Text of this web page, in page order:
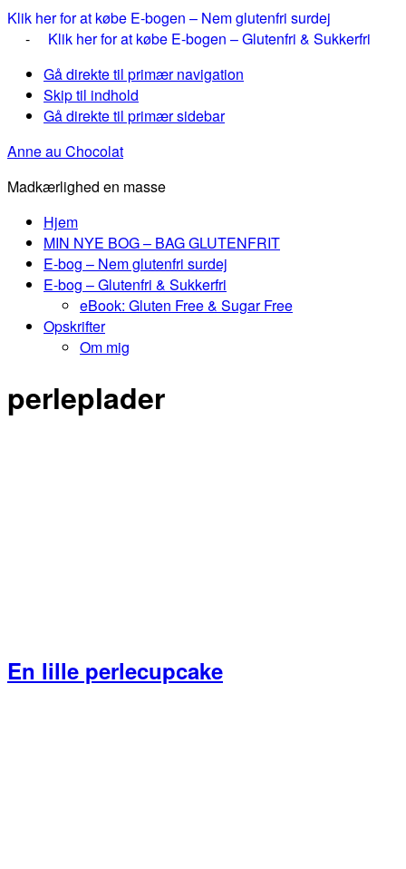
Klik her for at købe E-bogen – Nem glutenfri surdej
- Klik her for at købe E-bogen – Glutenfri & Sukkerfri
Gå direkte til primær navigation
Skip til indhold
Gå direkte til primær sidebar
Anne au Chocolat
Madkærlighed en masse
Hjem
MIN NYE BOG – BAG GLUTENFRIT
E-bog – Nem glutenfri surdej
E-bog – Glutenfri & Sukkerfri
eBook: Gluten Free & Sugar Free
Opskrifter
Om mig
perleplader
En lille perlecupcake